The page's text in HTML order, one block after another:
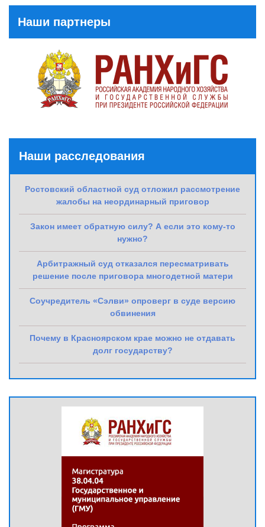
Наши партнеры
Наши расследования
Ростовский областной суд отложил рассмотрение
жалобы на неординарный приговор
Закон имеет обратную силу? А если это кому-то
нужно?
Арбитражный суд отказался пересматривать
решение после приговора многодетной матери
Соучредитель «Сэлви» опроверг в суде версию
обвинения
Почему в Красноярском крае можно не отдавать
долг государству?